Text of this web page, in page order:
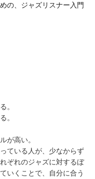
の、ジャズリスナー入門
。
。
が高い。
ている人が、少なからず
ぞれのジャズに対するぼ
いくことで、自分に合う